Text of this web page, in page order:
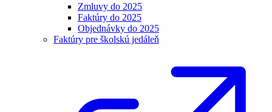
Zmluvy do 2025
Faktúry do 2025
Objednávky do 2025
Faktúry pre školskú jedáleň